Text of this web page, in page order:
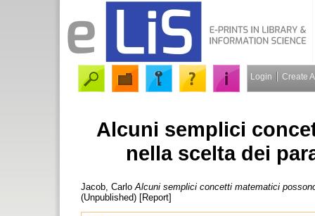
Login Create
Alcuni semplici
nella scelta dei
Jacob, Carlo Alcuni semplici concetti matematici
(Unpublished) [Report]